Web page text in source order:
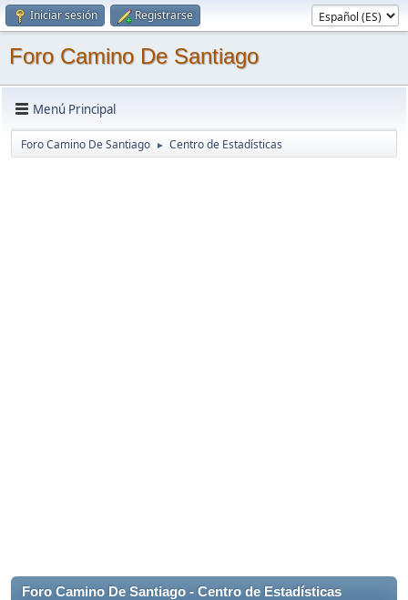
Iniciar sesión Registrarse
Foro Camino De Santiago
Menú Principal
Foro Camino De Santiago ► Centro de Estadísticas
Foro Camino De Santiago - Centro de Estadísticas